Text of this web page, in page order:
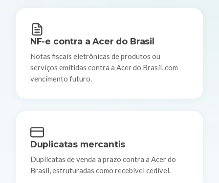
NF-e contra a Acer do Brasil
Notas fiscais eletrônicas de produtos ou
serviços emitidas contra a Acer do Brasil, com
vencimento futuro.
Duplicatas mercantis
Duplicatas de venda a prazo contra a Acer do
Brasil, estruturadas como recebível cedível.